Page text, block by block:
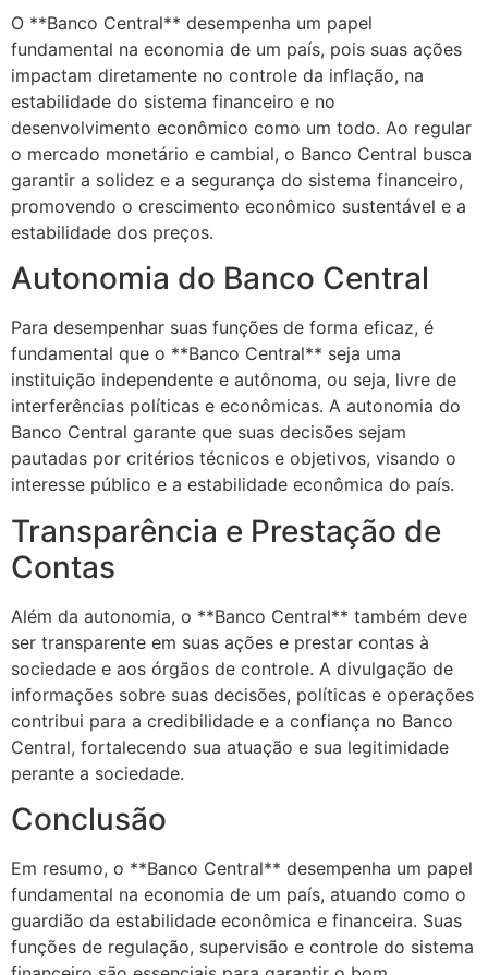
O **Banco Central** desempenha um papel
fundamental na economia de um país, pois suas ações
impactam diretamente no controle da inflação, na
estabilidade do sistema financeiro e no
desenvolvimento econômico como um todo. Ao regular
o mercado monetário e cambial, o Banco Central busca
garantir a solidez e a segurança do sistema financeiro,
promovendo o crescimento econômico sustentável e a
estabilidade dos preços.
Autonomia do Banco Central
Para desempenhar suas funções de forma eficaz, é
fundamental que o **Banco Central** seja uma
instituição independente e autônoma, ou seja, livre de
interferências políticas e econômicas. A autonomia do
Banco Central garante que suas decisões sejam
pautadas por critérios técnicos e objetivos, visando o
interesse público e a estabilidade econômica do país.
Transparência e Prestação de
Contas
Além da autonomia, o **Banco Central** também deve
ser transparente em suas ações e prestar contas à
sociedade e aos órgãos de controle. A divulgação de
informações sobre suas decisões, políticas e operações
contribui para a credibilidade e a confiança no Banco
Central, fortalecendo sua atuação e sua legitimidade
perante a sociedade.
Conclusão
Em resumo, o **Banco Central** desempenha um papel
fundamental na economia de um país, atuando como o
guardião da estabilidade econômica e financeira. Suas
funções de regulação, supervisão e controle do sistema